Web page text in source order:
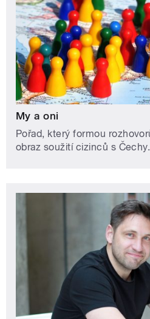
My a oni
Pořad, který formou
obraz soužití cizinců s Čechy.